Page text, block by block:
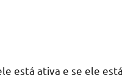
está ativa e se ele